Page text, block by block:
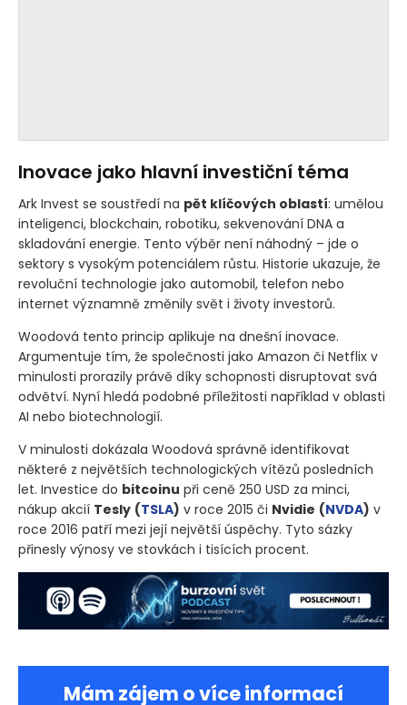
Inovace jako hlavní investiční téma
Ark Invest se soustředí na pět klíčových oblastí: umělou
inteligenci, blockchain, robotiku, sekvenování DNA a
skladování energie. Tento výběr není náhodný – jde o
sektory s vysokým potenciálem růstu. Historie ukazuje, že
revoluční technologie jako automobil, telefon nebo
internet významně změnily svět i životy investorů.
Woodová tento princip aplikuje na dnešní inovace.
Argumentuje tím, že společnosti jako Amazon či Netflix v
minulosti prorazily právě díky schopnosti disruptovat svá
odvětví. Nyní hledá podobné příležitosti například v oblasti
AI nebo biotechnologií.
V minulosti dokázala Woodová správně identifikovat
některé z největších technologických vítězů posledních
let. Investice do bitcoinu při ceně 250 USD za minci,
nákup akcií Tesly (TSLA) v roce 2015 či Nvidie (NVDA) v
roce 2016 patří mezi její největší úspěchy. Tyto sázky
přinesly výnosy ve stovkách i tisících procent.
Mám zájem o více informací